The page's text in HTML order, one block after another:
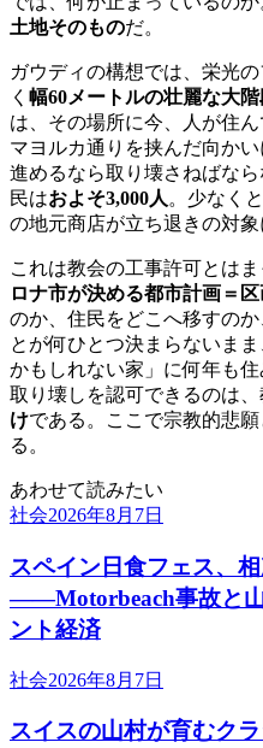
土地そのものだ。
ガウディの構想では、栄光
く 幅60メートルの壮麗な大階
は、その場所に今、人が住
マヨルカ通りを挟んだ向か
進めるなら取り壊さねばな
民はおよそ3,000人 。少なく
の地元商店が立ち退きの対
これは教会の工事許可とは
ロナ市が決める都市計画＝
のか、住民をどこへ移すの
とが何ひとつ決まらないま
かもしれない家」に何年も
取り壊しを認可できるのは、
けである。ここで宗教的悲
る。
あわせて読みたい
社会2026年8月7日
スペイン日食フェス、
――Motorbeach事故と
ント経済
社会2026年8月7日
スイスの山村が育むク